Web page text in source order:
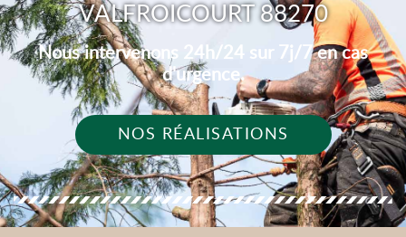
VALFROICOURT 88270
Nous intervenons 24h/24 sur 7j/7 en cas
d'urgence.
NOS RÉALISATIONS